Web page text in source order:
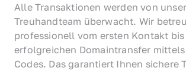
Alle Transaktionen werden von
Treuhandteam überwacht. Wir
professionell vom ersten Kontakt bis
erfolgreichen Domaintransfer
Codes. Das garantiert Ihnen sichere